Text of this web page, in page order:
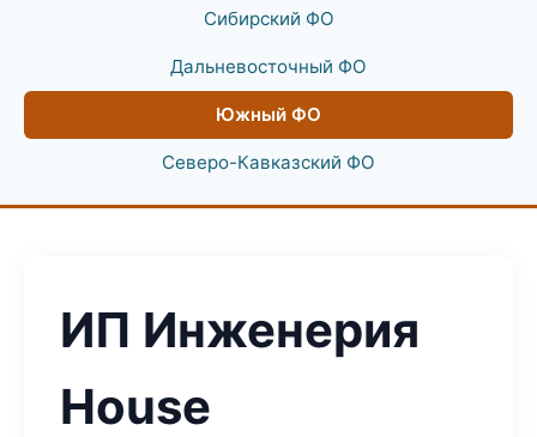
Сибирский ФО
Дальневосточный ФО
Южный ФО
Северо-Кавказский ФО
ИП Инженерия
House